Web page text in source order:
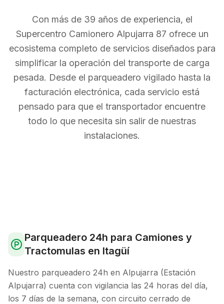
Con más de 39 años de experiencia, el
Supercentro Camionero Alpujarra 87 ofrece un
ecosistema completo de servicios diseñados para
simplificar la operación del transporte de carga
pesada. Desde el parqueadero vigilado hasta la
facturación electrónica, cada servicio está
pensado para que el transportador encuentre
todo lo que necesita sin salir de nuestras
instalaciones.
Parqueadero 24h para Camiones y
Tractomulas en Itagüí
Nuestro parqueadero 24h en Alpujarra (Estación
Alpujarra) cuenta con vigilancia las 24 horas del día,
los 7 días de la semana, con circuito cerrado de